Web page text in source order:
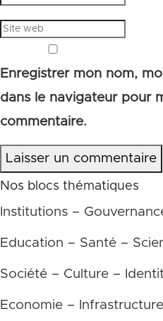
Enregistrer mon nom,
dans le navigateur pour
commentaire.
Laisser un commentaire
Nos blocs thématiques
Institutions –
Education – Santé –
Société – Culture –
Economie –